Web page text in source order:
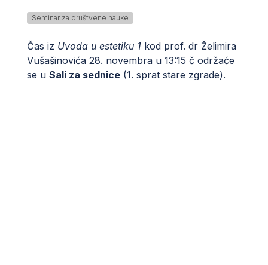
Seminar za društvene nauke
Čas iz Uvoda u estetiku 1kod prof. dr Želimira
Vušašinovića 28. novembra u 13:15 č održaće
se u Sali za sednice(1. sprat stare zgrade).